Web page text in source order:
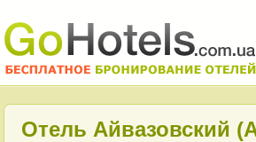
Отель Айвазовский